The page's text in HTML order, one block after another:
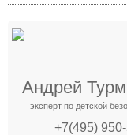
Андрей
эксперт по детской
+7(495)